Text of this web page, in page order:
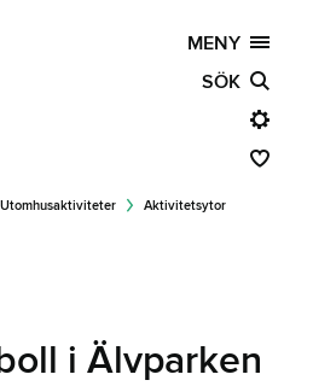
MENY
SÖK
Utomhusaktiviteter
Aktivitetsytor
i Älvparken